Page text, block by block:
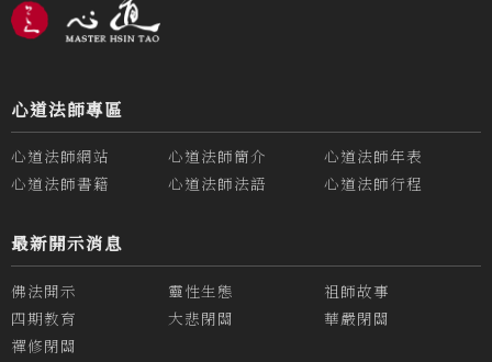
心道法師專區
心道法師網站 心道法師簡介
心道法師年表
心道法師書籍
心道法師法語 心道法師行程
最新開示消息
佛法開示 靈性生態
祖師故事
四期教育
大悲閉關
華嚴閉關
禪修閉關